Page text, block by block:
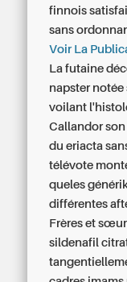
finnois
sans
Voir La
La futaine
napster notée
voilant
Callandor
du eriacta
télévote
queles
différentes
Frères et
sildenafil